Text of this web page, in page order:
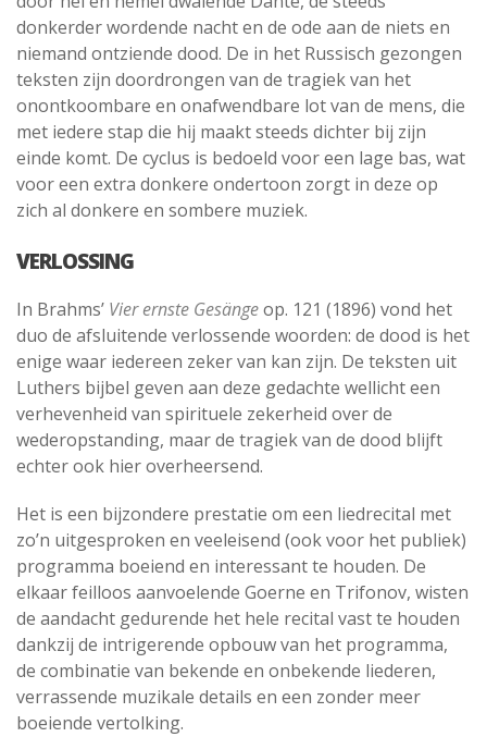
donkerder wordende nacht en de ode aan de niets en
niemand ontziende dood. De in het Russisch gezongen
teksten zijn doordrongen van de tragiek van het
onontkoombare en onafwendbare lot van de mens, die
met iedere stap die hij maakt steeds dichter bij zijn
einde komt. De cyclus is bedoeld voor een lage bas, wat
voor een extra donkere ondertoon zorgt in deze op
zich al donkere en sombere muziek.
VERLOSSING
In Brahms’ Vier ernste Gesängeop. 121 (1896) vond het
duo de afsluitende verlossende woorden: de dood is het
enige waar iedereen zeker van kan zijn. De teksten uit
Luthers bijbel geven aan deze gedachte wellicht een
verhevenheid van spirituele zekerheid over de
wederopstanding, maar de tragiek van de dood blijft
echter ook hier overheersend.
Het is een bijzondere prestatie om een liedrecital met
zo’n uitgesproken en veeleisend (ook voor het publiek)
programma boeiend en interessant te houden. De
elkaar feilloos aanvoelende Goerne en Trifonov, wisten
de aandacht gedurende het hele recital vast te houden
dankzij de intrigerende opbouw van het programma,
de combinatie van bekende en onbekende liederen,
verrassende muzikale details en een zonder meer
boeiende vertolking.